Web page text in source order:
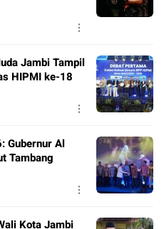
Jambi Tampil
HIPMI ke-18
Gubernur Al
Tambang
Kota Jambi